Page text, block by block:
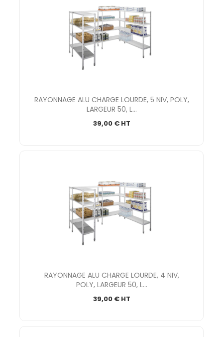
RAYONNAGE ALU CHARGE LOURDE, 5 NIV, POLY,
LARGEUR 50, L...
39,00 € HT
RAYONNAGE ALU CHARGE LOURDE, 4 NIV,
POLY, LARGEUR 50, L...
39,00 € HT